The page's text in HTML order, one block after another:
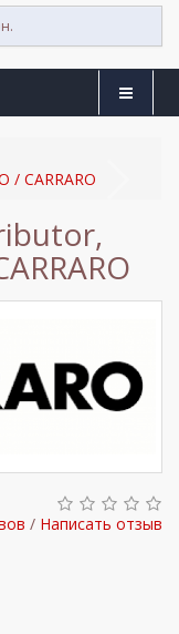
/ CARRARO
/ Написать отзыв